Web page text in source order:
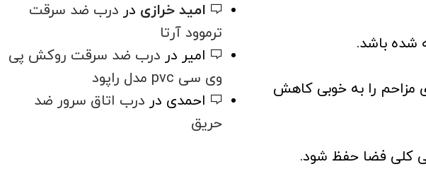
شده باشد.
مزاحم را به خوبی کاهش
کلی فضا حفظ شود.
امید خرازی در درب ضد سرقت
ترموود آرتا
امیر در درب ضد سرقت روکش پی
وی سی pvc مدل راپود
احمدی در درب اتاق سرور ضد
حریق